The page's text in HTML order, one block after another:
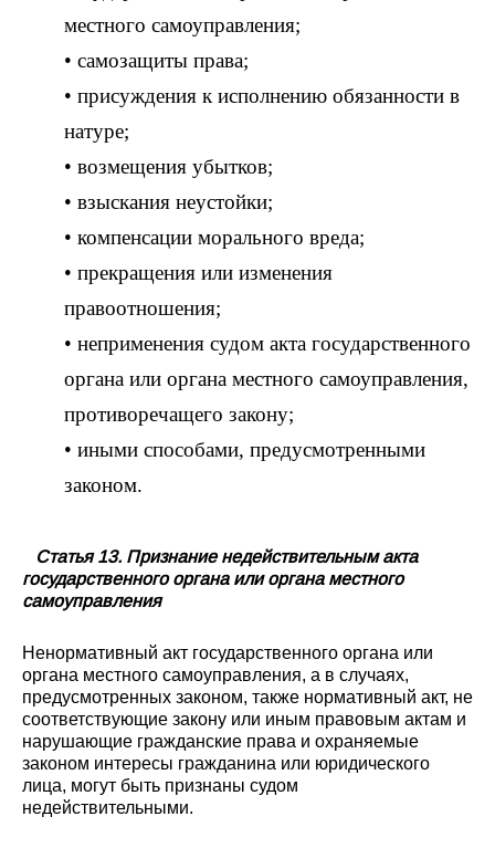
местного самоуправления;
• самозащиты права;
• присуждения к исполнению обязанности в
натуре;
• возмещения убытков;
• взыскания неустойки;
• компенсации морального вреда;
• прекращения или изменения
правоотношения;
• неприменения судом акта государственного
органа или органа местного самоуправления,
противоречащего закону;
• иными способами, предусмотренными
законом.
Статья 13. Признание недействительным акта
государственного органа или органа местного
самоуправления
Ненормативный акт государственного органа или
органа местного самоуправления, а в случаях,
предусмотренных законом, также нормативный акт, не
соответствующие закону или иным правовым актам и
нарушающие гражданские права и охраняемые
законом интересы гражданина или юридического
лица, могут быть признаны судом
недействительными.